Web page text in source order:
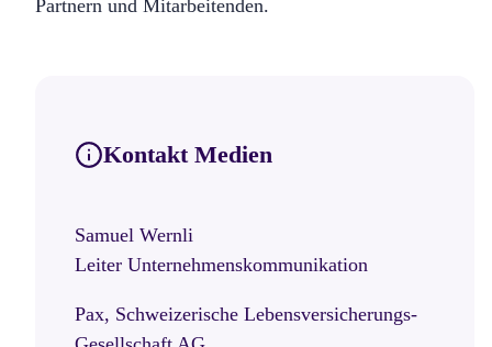
Partnern und Mitarbeitenden.
Kontakt Medien
Samuel Wernli
Leiter Unternehmenskommunikation
Pax, Schweizerische Lebensversicherungs-